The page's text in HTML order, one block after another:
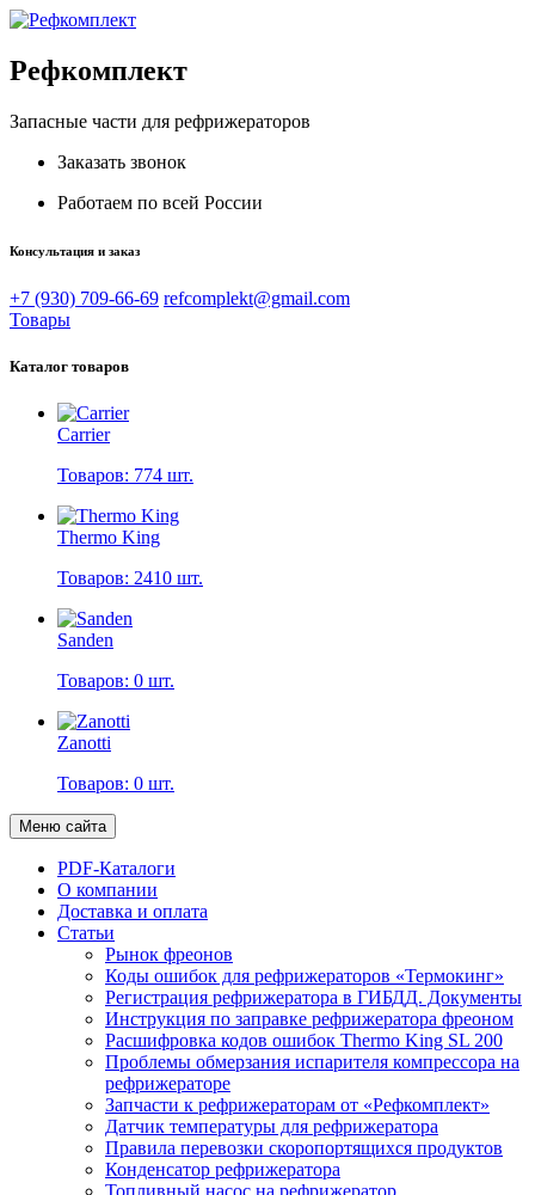
Рефкомплект
Запасные части для рефрижераторов
Заказать звонок
Работаем по всей России
Консультация и заказ
+7 (930) 709-66-69 refcomplekt@gmail.com
Товары
Каталог товаров
Carrier
Товаров: 774 шт.
Thermo King
Товаров: 2410 шт.
Sanden
Товаров: 0 шт.
Zanotti
Товаров: 0 шт.
Меню сайта
PDF-Каталоги
О компании
Доставка и оплата
Статьи
Рынок фреонов
Коды ошибок для рефрижераторов «Термокинг»
Регистрация рефрижератора в ГИБДД. Документы
Инструкция по заправке рефрижератора фреоном
Расшифровка кодов ошибок Thermo King SL 200
Проблемы обмерзания испарителя компрессора на
рефрижераторе
Запчасти к рефрижераторам от «Рефкомплект»
Датчик температуры для рефрижератора
Правила перевозки скоропортящихся продуктов
Конденсатор рефрижератора
Топливный насос на рефрижератор